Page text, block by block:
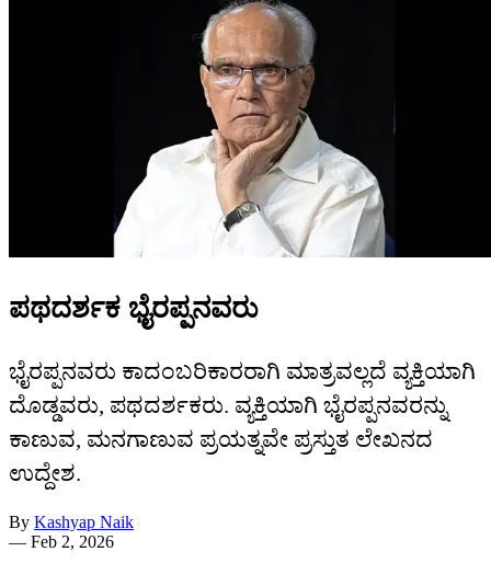
ಪಥದರ್ಶಕ ಭೈರಪ್ಪನವರು
ಭೈರಪ್ಪನವರು ಕಾದಂಬರಿಕಾರರಾಗಿ ಮಾತ್ರವಲ್ಲದೆ ವ್ಯಕ್ತಿಯಾಗಿ
ದೊಡ್ಡವರು, ಪಥದರ್ಶಕರು. ವ್ಯಕ್ತಿಯಾಗಿ ಭೈರಪ್ಪನವರನ್ನು
ಕಾಣುವ, ಮನಗಾಣುವ ಪ್ರಯತ್ನವೇ ಪ್ರಸ್ತುತ ಲೇಖನದ
ಉದ್ದೇಶ.
By Kashyap Naik
— Feb 2, 2026